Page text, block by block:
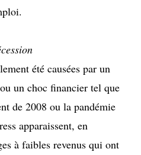
été causées par un
un choc financier tel que
de 2008 ou la pandémie
apparaissent, en
à faibles revenus qui ont